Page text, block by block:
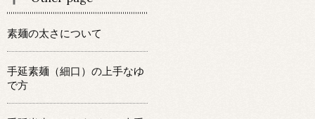
素麺の太さについて
手延素麺（細口）の上手なゆ
で方